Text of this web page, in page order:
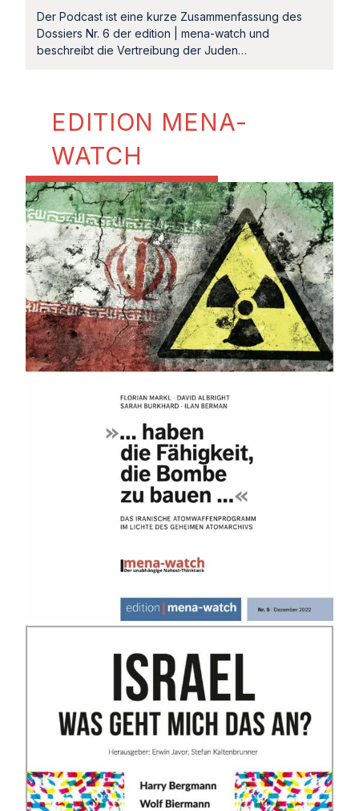
Der Podcast ist eine kurze Zusammenfassung des
Dossiers Nr. 6 der edition | mena-watch und
beschreibt die Vertreibung der Juden…
EDITION MENA-
WATCH